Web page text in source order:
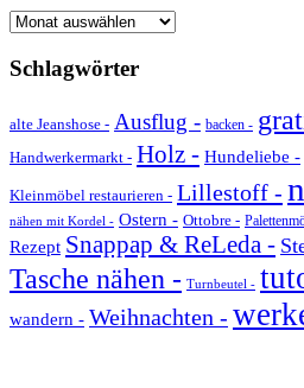
Archiv
Schlagwörter
alte Jeanshose - Ausflug - backen -
Handwerkermarkt - Holz - Hundeliebe -
Kleinmöbel restaurieren - Lillestoff -
nähen mit Kordel - Ostern - Ottobre -
Rezept Snappap & ReLeda -
Tasche nähen - Turnbeutel -
wandern - Weihnachten -